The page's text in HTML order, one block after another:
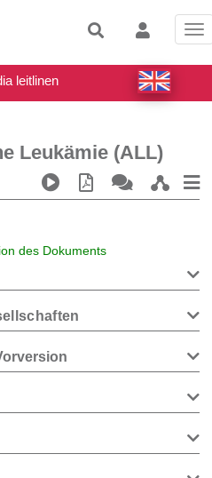
Leukämie (ALL)
des Dokuments